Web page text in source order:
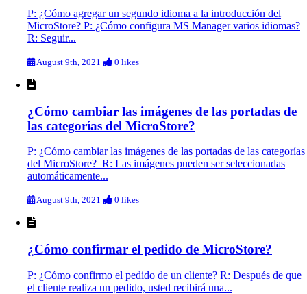
P: ¿Cómo agregar un segundo idioma a la introducción del
MicroStore? P: ¿Cómo configura MS Manager varios idiomas?
R: Seguir...
August 9th, 2021 0 likes
¿Cómo cambiar las imágenes de las portadas de
las categorías del MicroStore?
P: ¿Cómo cambiar las imágenes de las portadas de las categorías
del MicroStore? R: Las imágenes pueden ser seleccionadas
automáticamente...
August 9th, 2021 0 likes
¿Cómo confirmar el pedido de MicroStore?
P: ¿Cómo confirmo el pedido de un cliente? R: Después de que
el cliente realiza un pedido, usted recibirá una...